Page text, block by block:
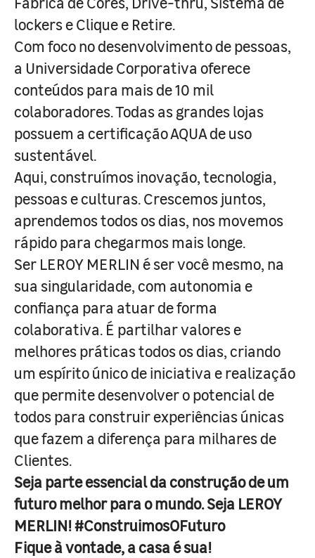
lockers e Clique e Retire.
Com foco no desenvolvimento de pessoas,
a Universidade Corporativa oferece
conteúdos para mais de 10 mil
colaboradores. Todas as grandes lojas
possuem a certificação AQUA de uso
sustentável.
Aqui, construímos inovação, tecnologia,
pessoas e culturas. Crescemos juntos,
aprendemos todos os dias, nos movemos
rápido para chegarmos mais longe.
Ser LEROY MERLIN é ser você mesmo, na
sua singularidade, com autonomia e
confiança para atuar de forma
colaborativa. É partilhar valores e
melhores práticas todos os dias, criando
um espírito único de iniciativa e realização
que permite desenvolver o potencial de
todos para construir experiências únicas
que fazem a diferença para milhares de
Clientes.
Seja parte essencial da construção de um
futuro melhor para o mundo. Seja LEROY
MERLIN! #ConstruimosOFuturo
Fique à vontade, a casa é sua!